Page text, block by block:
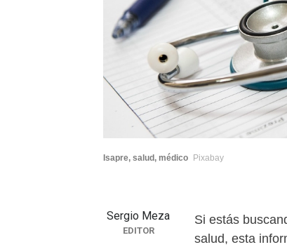
Isapre, salud, médico Pixabay
Si estás
salud, esta
Sergio Meza
EDITOR